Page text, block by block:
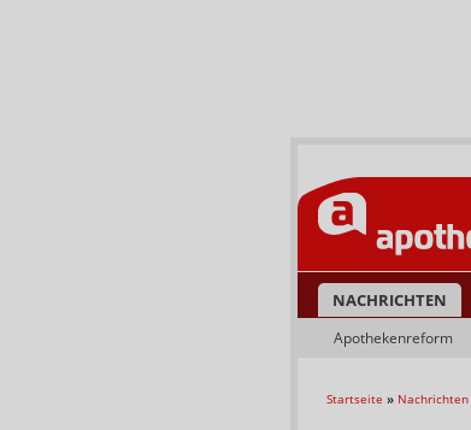
NACHRICHTEN
Apothekenreform
Startseite » Nachrichten